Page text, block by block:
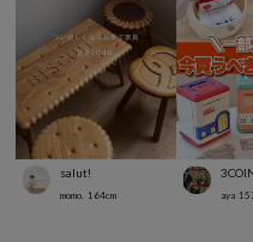
salut!
momo. 164cm aya